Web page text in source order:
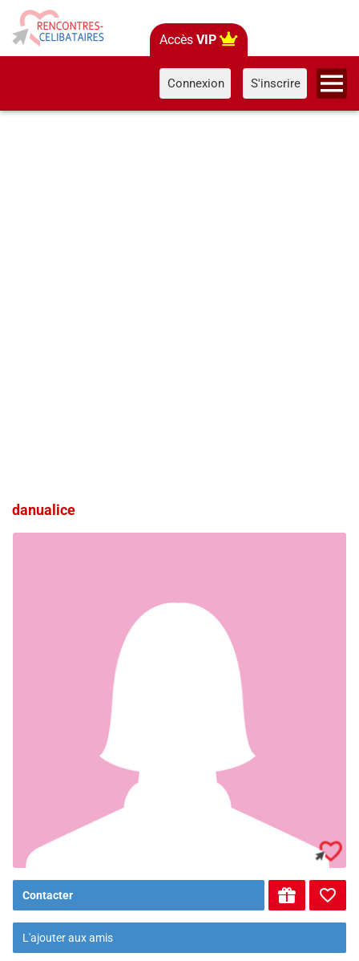
Accès VIP
Connexion S'inscrire
danualice
Contacter
L'ajouter aux amis